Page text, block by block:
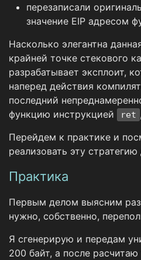
перезаписали
значение EIP адресом
Насколько элегантна
крайней точке стекового
разрабатывает эксплоит,
наперед действия
последний
функцию инструкцией
ret
Перейдем к практике и
реализовать эту
Практика
Первым делом выясним
нужно, собственно,
Я сгенерирую и передам
200 байт, а после